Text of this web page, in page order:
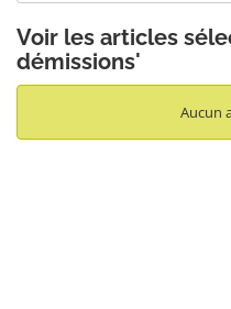
Voir les articles
démissions'
Aucun